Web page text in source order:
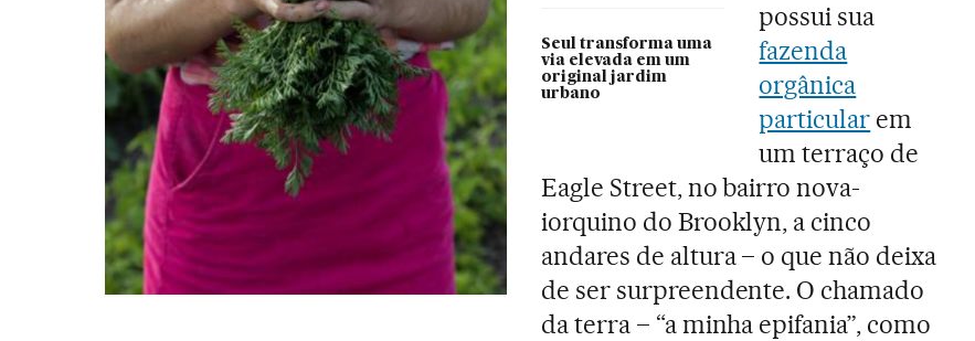
Seul transforma uma
via elevada em um
original jardim
urbano
possui sua
fazenda
orgânica
particular em
um terraço de
Eagle Street, no bairro nova-
iorquino do Brooklyn, a cinco
andares de altura – o que não deixa
de ser surpreendente. O chamado
da terra – “a minha epifania”, como